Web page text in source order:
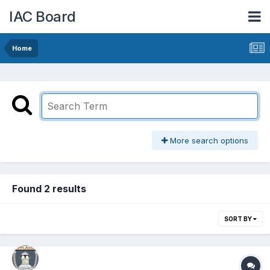
IAC Board
Home
More search options
Found 2 results
SORT BY